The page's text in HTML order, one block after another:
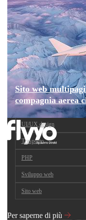
Sito web
compagnia aerea
UI/UX design
Trasporto
PHP
Sviluppo web
Sito web
Per saperne di più